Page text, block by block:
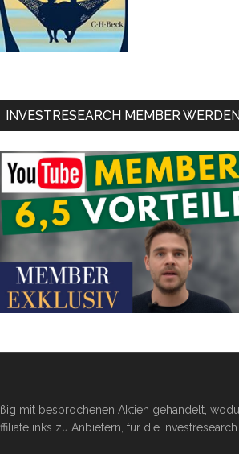
INVESTRESEARCH MEMBER WERDEN
mit besprochenen Aktien gehandelt,
zu Anbietern, für die